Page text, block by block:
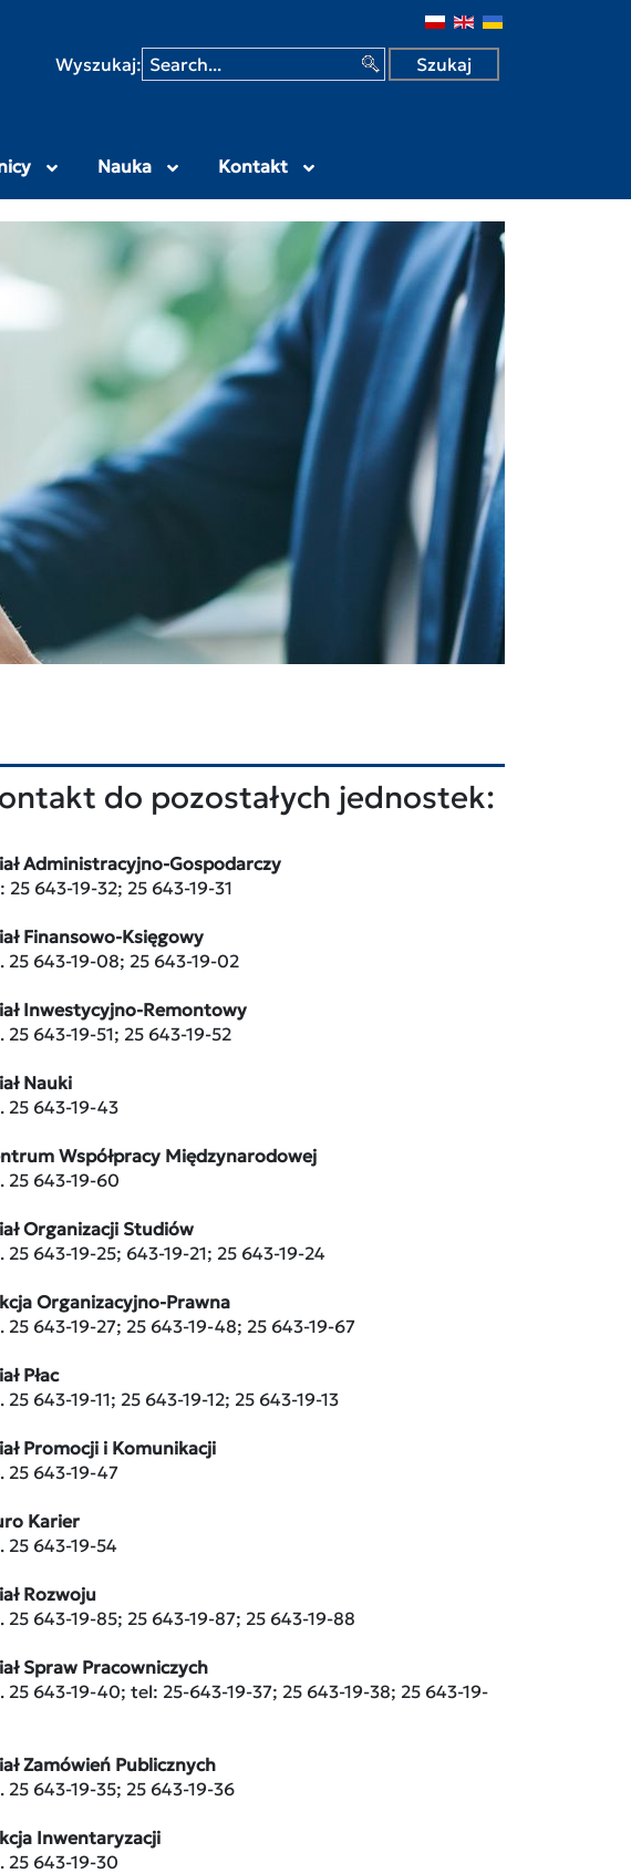
w Siedlcach
Wyszukaj:
Nauka Kontakt
do pozostałych jednostek:
Administracyjno-Gospodarczy
25 643-19-32; 25 643-19-31
Finansowo-Księgowy
25 643-19-08; 25 643-19-02
Inwestycyjno-Remontowy
25 643-19-51; 25 643-19-52
Nauki
25 643-19-43
Współpracy Międzynarodowej
25 643-19-60
Organizacji Studiów
25 643-19-25; 643-19-21; 25 643-19-24
Organizacyjno-Prawna
25 643-19-27; 25 643-19-48; 25 643-19-67
Płac
25 643-19-11; 25 643-19-12; 25 643-19-13
Promocji i Komunikacji
25 643-19-47
Karier
25 643-19-54
Rozwoju
25 643-19-85; 25 643-19-87; 25 643-19-88
Spraw Pracowniczych
25 643-19-40; tel: 25-643-19-37; 25 643-19-38; 25 643-19-
Zamówień Publicznych
25 643-19-35; 25 643-19-36
Inwentaryzacji
25 643-19-30